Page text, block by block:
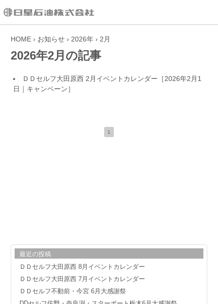
HOME › お知らせ › 2026年 › 2月
2026年2月の記事
ＤＤセルフ大田原西 2月イベントカレンダー ［2026年2月1
日｜ キャンペーン］
1
最近の投稿
ＤＤセルフ大田原西 8月イベントカレンダー
ＤＤセルフ大田原西 7月イベントカレンダー
ＤＤセルフ不動前・今宮 6月大感謝祭